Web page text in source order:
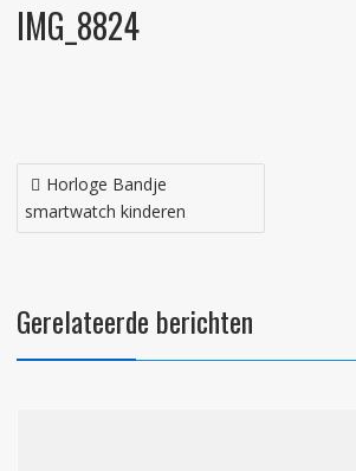
IMG_8824
Bericht
navigatie
Horloge Bandje
smartwatch kinderen
Gerelateerde berichten